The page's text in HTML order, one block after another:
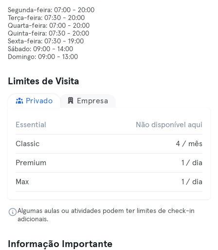
Segunda-feira: 07:00 - 20:00
Terça-feira: 07:30 - 20:00
Quarta-feira: 07:00 - 20:00
Quinta-feira: 07:30 - 20:00
Sexta-feira: 07:30 - 19:00
Sábado: 09:00 - 14:00
Limites de Visita
Privado Empresa
Essential Não disponível aqui
Classic 4 / mês
Premium 1 / dia
Max 1 / dia
Algumas aulas ou atividades podem ter limites de check-in
adicionais.
Informação Importante